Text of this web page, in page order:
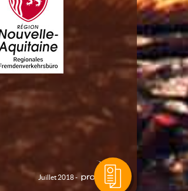
Juillet 2018 -